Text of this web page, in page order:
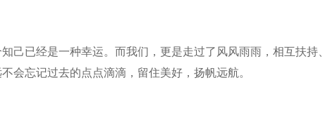
己已经是一种幸运。而我们，更是走过了风风雨雨，相互扶持、
会忘记过去的点点滴滴，留住美好，扬帆远航。